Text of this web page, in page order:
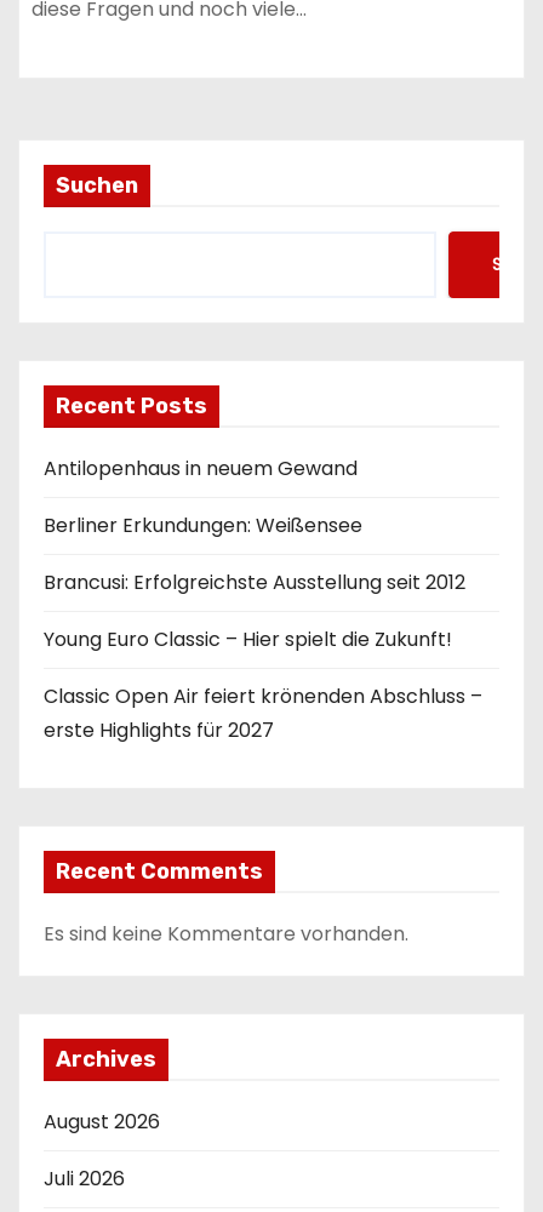
diese Fragen und noch viele…
Suchen
Recent Posts
Antilopenhaus in neuem Gewand
Berliner Erkundungen: Weißensee
Brancusi: Erfolgreichste Ausstellung seit 2012
Young Euro Classic – Hier spielt die Zukunft!
Classic Open Air feiert krönenden Abschluss –
erste Highlights für 2027
Recent Comments
Es sind keine Kommentare vorhanden.
Archives
August 2026
Juli 2026